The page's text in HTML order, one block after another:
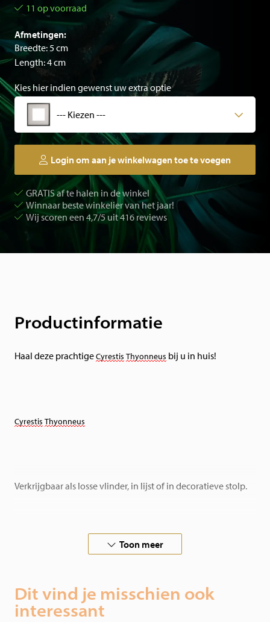
11 op voorraad
Afmetingen:
Breedte: 5 cm
Length: 4 cm
Kies hier indien gewenst uw extra optie
--- Kiezen ---
Login om aan je winkelwagen toe te voegen
GRATIS af te halen in de winkel
Winnaar beste winkelier van het jaar!
Wij scoren een 4,7/5 uit 416 reviews
Productinformatie
Haal deze prachtigeCyrestis Thyonneus bij u in huis!
Cyrestis Thyonneus
Verkrijgbaar als losse vlinder, in lijst of in decoratieve stolp.
In samenwerking met vlinderboerderijen over de hele
Toon meer
Dit vind je misschien ook
interessant